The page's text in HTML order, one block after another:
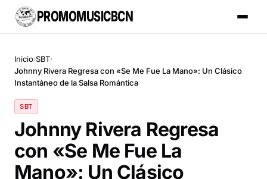
PROMOMUSICBCN
Inicio›SBT›
Johnny Rivera Regresa con «Se Me Fue La Mano»: Un Clásico
Instantáneo de la Salsa Romántica
SBT
Johnny Rivera Regresa
con «Se Me Fue La
Mano»: Un Clásico